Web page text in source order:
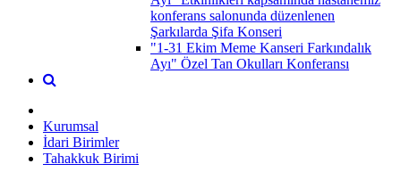
konferans salonunda düzenlenen
Şarkılarda Şifa Konseri
"1-31 Ekim Meme Kanseri Farkındalık
Ayı" Özel Tan Okulları Konferansı
Kurumsal
İdari Birimler
Tahakkuk Birimi